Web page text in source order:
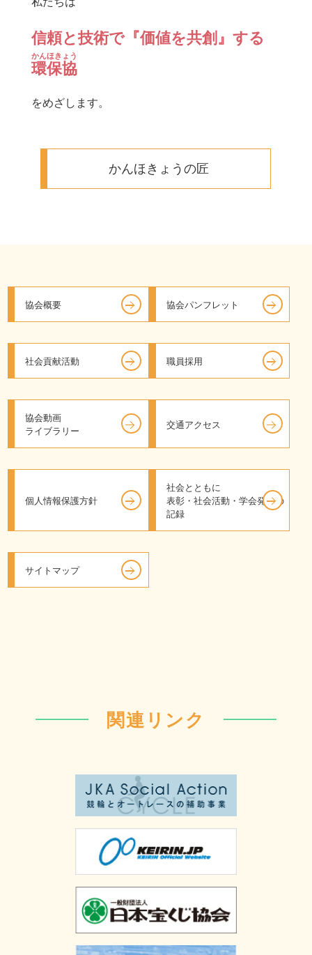
信頼と技術で『価値を共創』する
環保協
かんほきょう
をめざします。
かんほきょうの匠
協会概要 協会パンフレット
社会貢献活動 職員採用
協会動画
ライブラリー
交通アクセス
個人情報保護方針
社会とともに
表彰・社会活動・学会発表の
記録
サイトマップ
関連リンク